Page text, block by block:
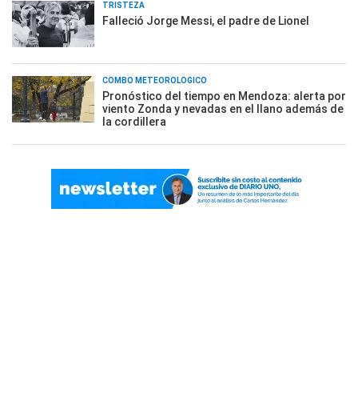
TRISTEZA
Falleció Jorge Messi, el padre de Lionel
COMBO METEOROLÓGICO
Pronóstico del tiempo en Mendoza: alerta por
viento Zonda y nevadas en el llano además de
la cordillera